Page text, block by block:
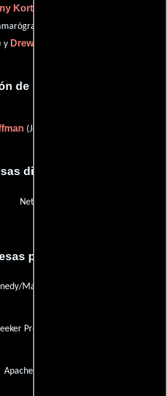
Kortze
y Drew Verderame
de producción
(Jefe de producción)
distribuidoras
Netflix
productoras
Marshall Company
Productions
Apache Digital